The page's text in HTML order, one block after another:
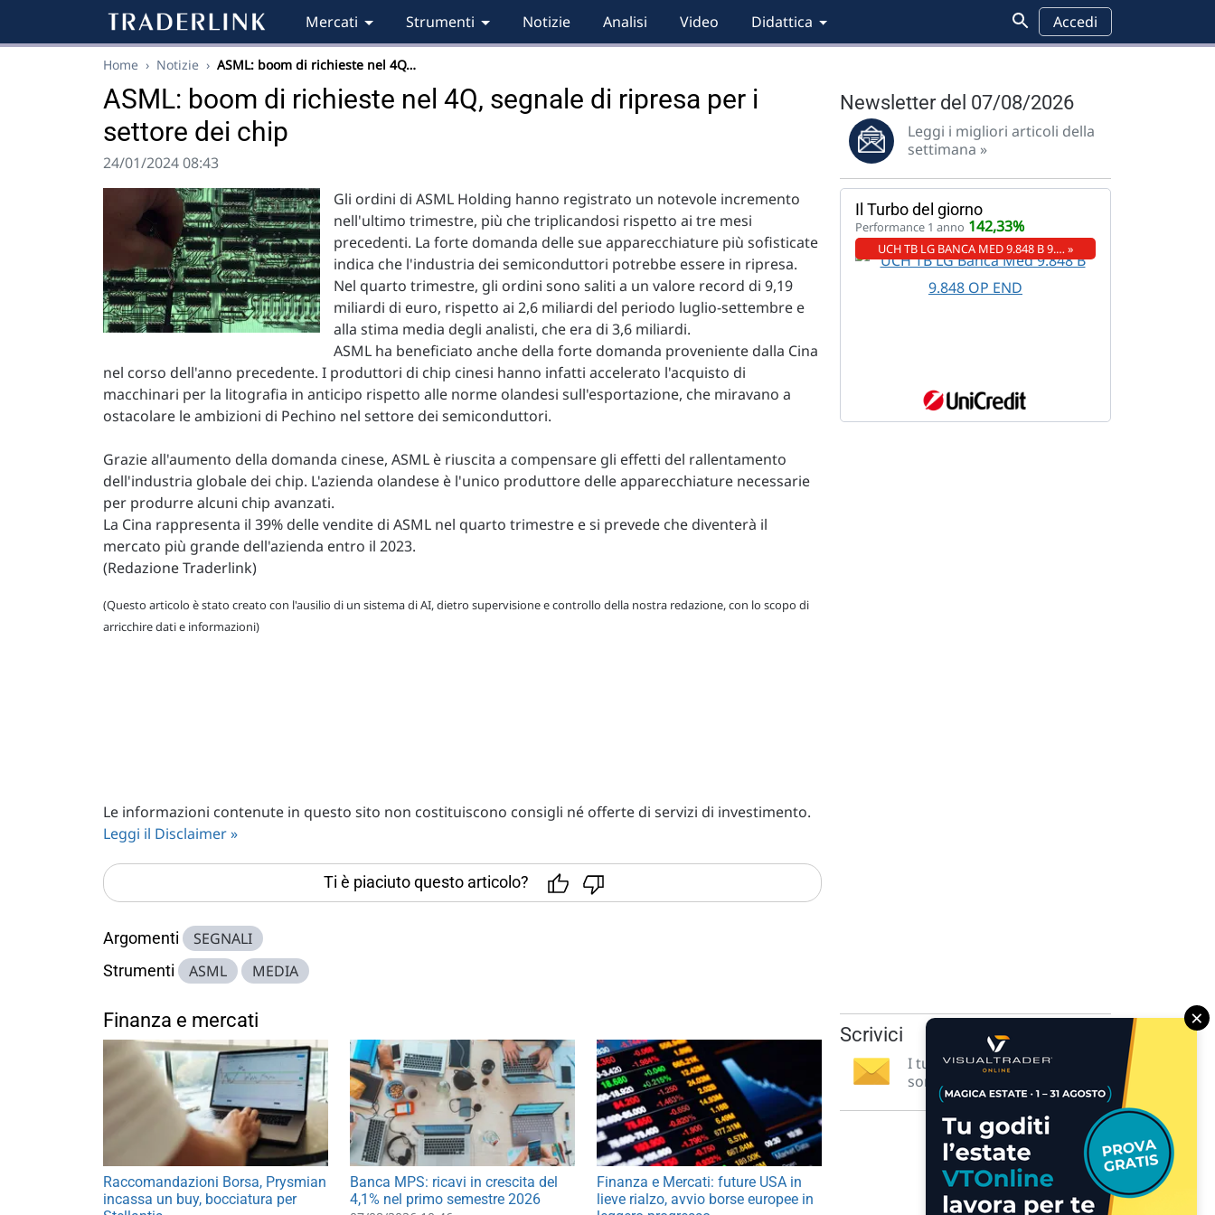
Mercati Strumenti Notizie Analisi Video Didattica Accedi
Home › Notizie › ASML: boom di richieste nel 4Q…
ASML: boom di richieste nel 4Q, segnale di ripresa per i
settore dei chip
24/01/2024 08:43
Gli ordini di ASML Holding hanno registrato un notevole incremento
nell'ultimo trimestre, più che triplicandosi rispetto ai tre mesi
precedenti. La forte domanda delle sue apparecchiature più sofisticate
indica che l'industria dei semiconduttori potrebbe essere in ripresa.
Nel quarto trimestre, gli ordini sono saliti a un valore record di 9,19
miliardi di euro, rispetto ai 2,6 miliardi del periodo luglio-settembre e
alla stima media degli analisti, che era di 3,6 miliardi.
ASML ha beneficiato anche della forte domanda proveniente dalla Cina
nel corso dell'anno precedente. I produttori di chip cinesi hanno infatti accelerato l'acquisto di
macchinari per la litografia in anticipo rispetto alle norme olandesi sull'esportazione, che miravano a
ostacolare le ambizioni di Pechino nel settore dei semiconduttori.
Grazie all'aumento della domanda cinese, ASML è riuscita a compensare gli effetti del rallentamento
dell'industria globale dei chip. L'azienda olandese è l'unico produttore delle apparecchiature necessarie
per produrre alcuni chip avanzati.
La Cina rappresenta il 39% delle vendite di ASML nel quarto trimestre e si prevede che diventerà il
mercato più grande dell'azienda entro il 2023.
(Redazione Traderlink)
(Questo articolo è stato creato con l'ausilio di un sistema di AI, dietro supervisione e controllo della nostra redazione, con lo scopo di
arricchire dati e informazioni)
Le informazioni contenute in questo sito non costituiscono consigli né offerte di servizi di investimento.
Leggi il Disclaimer »
Ti è piaciuto questo articolo?
Argomenti SEGNALI
Strumenti ASML MEDIA
Finanza e mercati
Raccomandazioni Borsa, Prysmian
incassa un buy, bocciatura per
Banca MPS: ricavi in crescita del
4,1% nel primo semestre 2026
Finanza e Mercati: future USA in
lieve rialzo, avvio borse europee in
Newsletter del 07/08/2026
Leggi i migliori articoli della
settimana »
Il Turbo del giorno
Performance 1 anno 142,33%
UCH TB LG BANCA MED 9.848 B 9.… »
Scrivici
I tuoi suggerimenti per noi
sono preziosi e molto utili! »
×